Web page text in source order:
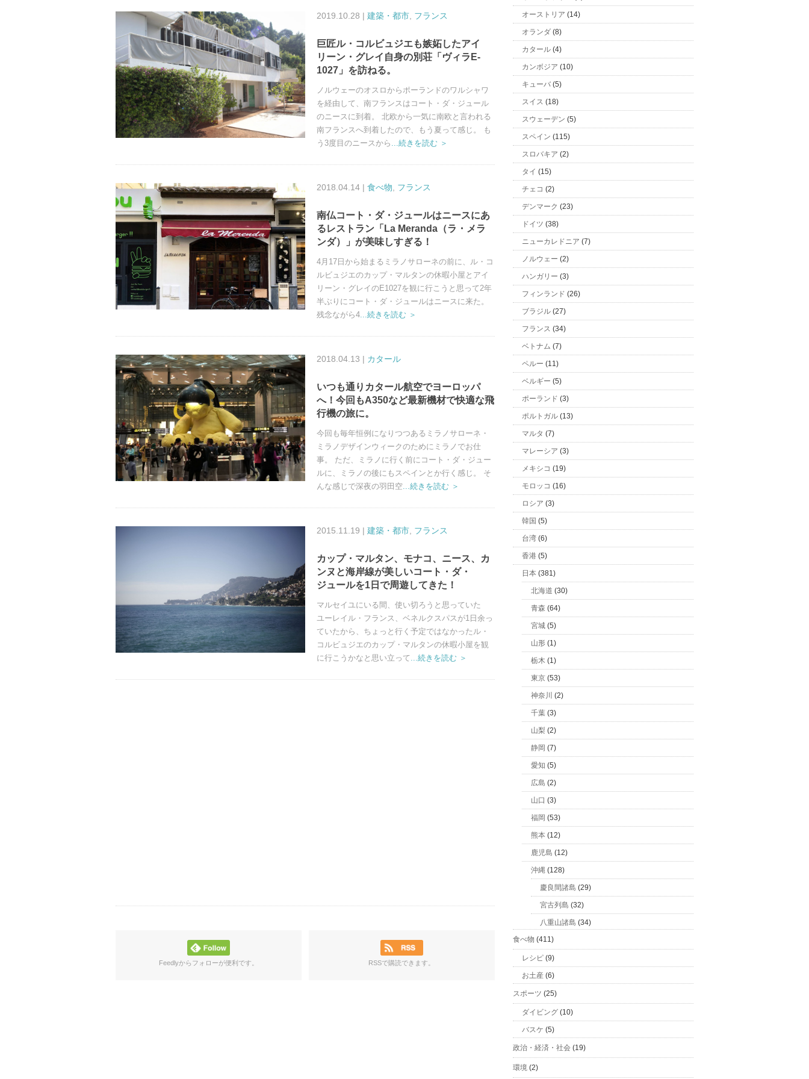
2019.10.28 | 建築・都市, フランス
巨匠ル・コルビュジエも嫉妬したアイ
リーン・グレイ自身の別荘「ヴィラE-
1027」を訪ねる。
ノルウェーのオスロからポーランドのワルシャワ
を経由して、南フランスはコート・ダ・ジュール
のニースに到着。 北欧から一気に南欧と言われる
南フランスへ到着したので、もう夏って感じ。 も
う3度目のニースから ...続きを読む ＞
2018.04.14 | 食べ物 フランス
南仏コート・ダ・ジュールはニースにあ
るレストラン「La Meranda（ラ・メラ
ンダ）」が美味しすぎる！
4月17日から始まるミラノサローネの前に、ル・コ
ルビュジエのカップ・マルタンの休暇小屋とアイ
リーン・グレイのE1027を観に行こうと思って2年
半ぶりにコート・ダ・ジュールはニースに来た。
残念ながら4...続きを読む ＞
2018.04.13 | カタール
いつも通りカタール航空でヨーロッパ
へ！今回もA350など最新機材で快適な飛
行機の旅に。
今回も毎年恒例になりつつあるミラノサローネ・
ミラノデザインウィークのためにミラノでお仕
事。 ただ、ミラノに行く前にコート・ダ・ジュー
ルに、ミラノの後にもスペインとか行く感じ。 そ
んな感じで深夜の羽田空...続きを読む ＞
2015.11.19 | 建築・都市, フランス
カップ・マルタン、モナコ、ニース、カ
ンヌと海岸線が美しいコート・ダ・
ジュールを1日で周遊してきた！
マルセイユにいる間、使い切ろうと思っていた
ユーレイル・フランス、ベネルクスパスが1日余っ
ていたから、ちょっと行く予定ではなかったル・
コルビュジエのカップ・マルタンの休暇小屋を観
に行こうかなと思い立って...続きを読む ＞
Feedlyからフォローが便利です。 RSSで購読できます。
オーストリア (14)
オランダ (8)
カタール (4)
カンボジア (10)
キューバ (5)
スイス (18)
スウェーデン (5)
スペイン (115)
スロバキア (2)
タイ (15)
チェコ (2)
デンマーク (23)
ドイツ (38)
ニューカレドニア (7)
ノルウェー (2)
ハンガリー (3)
フィンランド (26)
ブラジル (27)
フランス (34)
ベトナム (7)
ペルー (11)
ベルギー (5)
ポーランド (3)
ポルトガル (13)
マルタ (7)
マレーシア (3)
メキシコ (19)
モロッコ (16)
ロシア (3)
韓国 (5)
台湾 (6)
香港 (5)
日本 (381)
北海道 (30)
青森 (64)
宮城 (5)
山形 (1)
栃木 (1)
東京 (53)
神奈川 (2)
千葉 (3)
山梨 (2)
静岡 (7)
愛知 (5)
広島 (2)
山口 (3)
福岡 (53)
熊本 (12)
鹿児島 (12)
沖縄 (128)
慶良間諸島 (29)
宮古列島 (32)
八重山諸島 (34)
食べ物 (411)
レシピ (9)
お土産 (6)
スポーツ (25)
ダイビング (10)
バスケ (5)
政治・経済・社会 (19)
環境 (2)